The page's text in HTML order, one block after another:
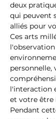
deux
qui peuvent
alliés pour
Ces arts
personnelle,
l'interaction
et votre être
Pendant